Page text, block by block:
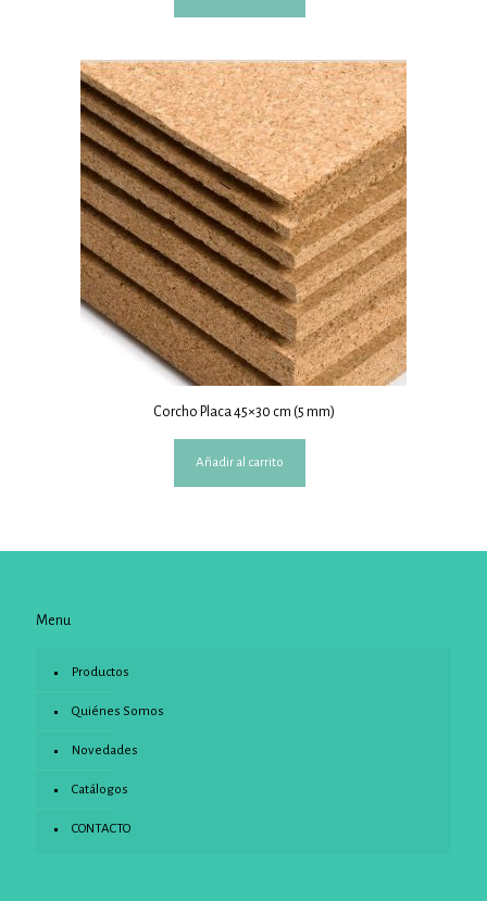
Corcho Placa 45×30 cm (5 mm)
Añadir al carrito
Menu
Productos
Quiénes Somos
Novedades
Catálogos
CONTACTO